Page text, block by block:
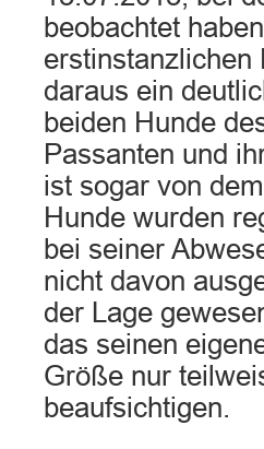
beobachtet
erstinstanzlichen
daraus ein
beiden Hunde
Passanten und
ist sogar von
Hunde wurden
bei seiner
nicht davon
der Lage
das seinen
Größe nur
beaufsichtigen.